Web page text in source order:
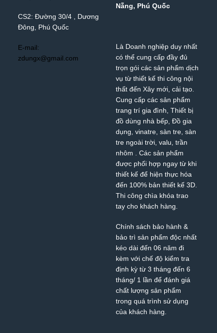
CS2: Đường 30/4 , Dương
Đông, Phú Quốc
E-mail:
zdungx@gmail.com
Nẵng, Phú Quốc
Là Doanh nghiệp duy nhất
có thể cung cấp đầy đủ
trọn gói các sản phẩm dịch
vụ từ thiết kế thi công nội
thất đến Xây mới, cải tạo.
Cung cấp các sản phẩm
trang trí gia đình, Thiết bị
đồ dùng nhà bếp, Đồ gia
dụng, vinatre sàn tre sàn
tre ngoài trời valu trần
nhôm . Các sản phẩm
được phối hợp ngay từ khi
thiết kế để hiện thực hóa
đến 100% bản thiết kế 3D.
Thi công chìa khóa trao
tay cho khách hàng.
Chính sách bảo hành &
bảo trì sản phẩm độc nhất
kéo dài đến 06 năm đi
kèm với chế độ kiểm tra
định kỳ từ 3 tháng đến 6
tháng/ 1 lần để đánh giá
chất lượng sản phẩm
trong quá trình sử dụng
của khách hàng.